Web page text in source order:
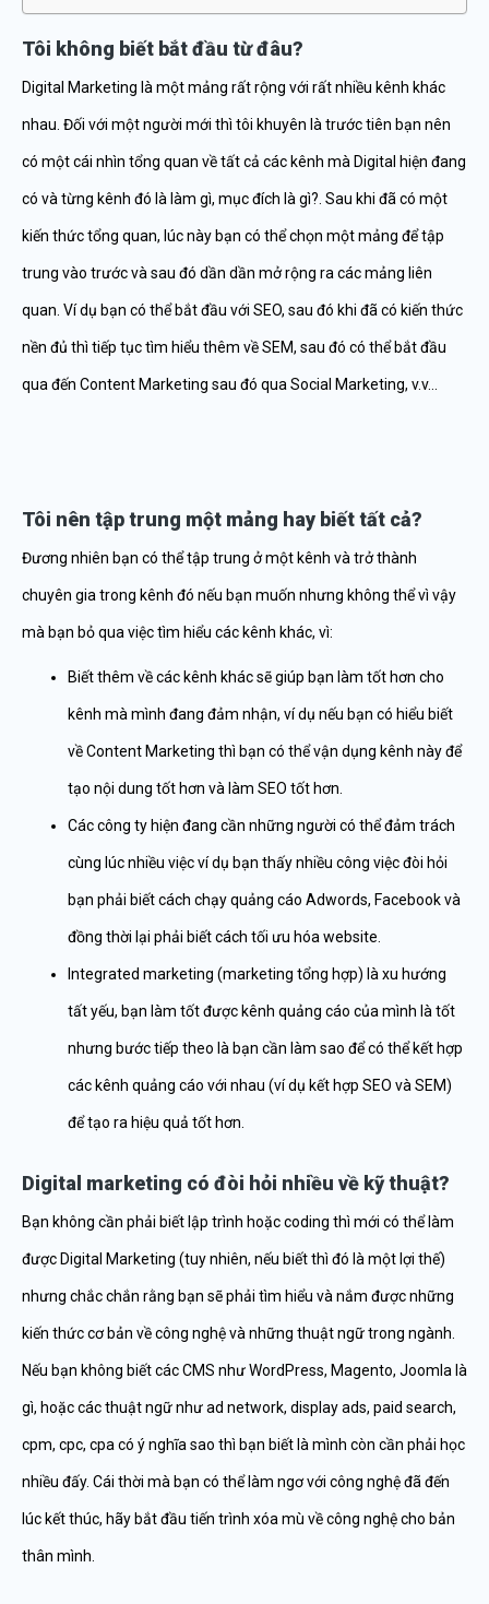
Tôi không biết bắt đầu từ đâu?
Digital Marketing là một mảng rất rộng với rất nhiều kênh khác
nhau. Đối với một người mới thì tôi khuyên là trước tiên bạn nên
có một cái nhìn tổng quan về tất cả các kênh mà Digital hiện đang
có và từng kênh đó là làm gì, mục đích là gì?. Sau khi đã có một
kiến thức tổng quan, lúc này bạn có thể chọn một mảng để tập
trung vào trước và sau đó dần dần mở rộng ra các mảng liên
quan. Ví dụ bạn có thể bắt đầu với SEO, sau đó khi đã có kiến thức
nền đủ thì tiếp tục tìm hiểu thêm về SEM, sau đó có thể bắt đầu
qua đến Content Marketing sau đó qua Social Marketing, v.v…
Tôi nên tập trung một mảng hay biết tất cả?
Đương nhiên bạn có thể tập trung ở một kênh và trở thành
chuyên gia trong kênh đó nếu bạn muốn nhưng không thể vì vậy
mà bạn bỏ qua việc tìm hiểu các kênh khác, vì:
Biết thêm về các kênh khác sẽ giúp bạn làm tốt hơn cho
kênh mà mình đang đảm nhận, ví dụ nếu bạn có hiểu biết
về Content Marketing thì bạn có thể vận dụng kênh này để
tạo nội dung tốt hơn và làm SEO tốt hơn.
Các công ty hiện đang cần những người có thể đảm trách
cùng lúc nhiều việc ví dụ bạn thấy nhiều công việc đòi hỏi
bạn phải biết cách chạy quảng cáo Adwords, Facebook và
đồng thời lại phải biết cách tối ưu hóa website.
Integrated marketing (marketing tổng hợp) là xu hướng
tất yếu, bạn làm tốt được kênh quảng cáo của mình là tốt
nhưng bước tiếp theo là bạn cần làm sao để có thể kết hợp
các kênh quảng cáo với nhau (ví dụ kết hợp SEO và SEM)
để tạo ra hiệu quả tốt hơn.
Digital marketing có đòi hỏi nhiều về kỹ thuật?
Bạn không cần phải biết lập trình hoặc coding thì mới có thể làm
được Digital Marketing (tuy nhiên, nếu biết thì đó là một lợi thế)
nhưng chắc chắn rằng bạn sẽ phải tìm hiểu và nắm được những
kiến thức cơ bản về công nghệ và những thuật ngữ trong ngành.
Nếu bạn không biết các CMS như WordPress, Magento, Joomla là
gì, hoặc các thuật ngữ như ad network, display ads, paid search,
cpm, cpc, cpa có ý nghĩa sao thì bạn biết là mình còn cần phải học
nhiều đấy. Cái thời mà bạn có thể làm ngơ với công nghệ đã đến
lúc kết thúc, hãy bắt đầu tiến trình xóa mù về công nghệ cho bản
thân mình.